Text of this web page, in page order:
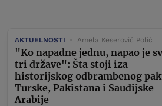
AKTUELNOSTI Amela Keserović Polić
"Ko napadne jednu, napao je
tri države": Šta stoji iza
historijskog odbrambenog
Turske, Pakistana i Saudijske
Arabije